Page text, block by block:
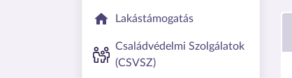
Lakástámogatás
Családvédelmi Szolgálatok
(CSVSZ)